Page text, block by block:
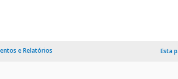
e Relatórios Esta